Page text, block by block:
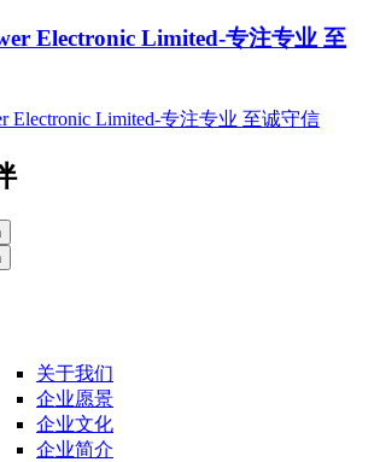
Electronic Limited-专注专业 至
关于我们
企业愿景
企业文化
企业简介